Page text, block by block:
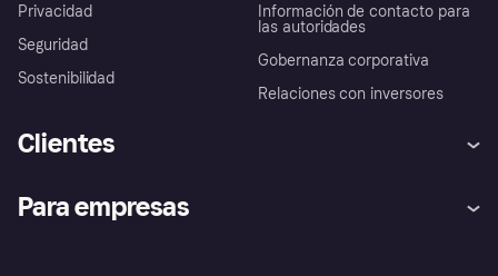
Privacidad
Seguridad
Sostenibilidad
Información de contacto para
las autoridades
Gobernanza corporativa
Relaciones con inversores
Clientes
Inicio de sesión
Para empresas